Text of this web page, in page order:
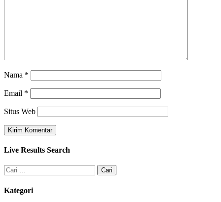
Nama *
Email *
Situs Web
Live Results Search
Kategori